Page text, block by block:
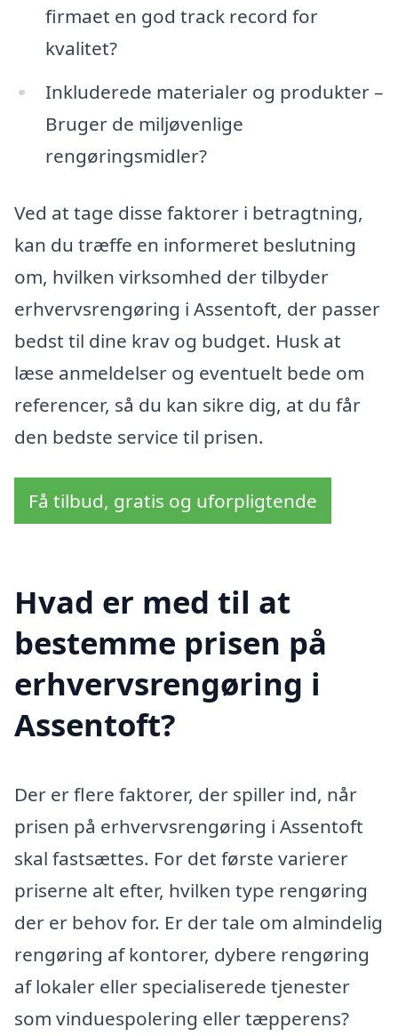
firmaet en god track record for
kvalitet?
Inkluderede materialer og produkter –
Bruger de miljøvenlige
rengøringsmidler?
Ved at tage disse faktorer i betragtning,
kan du træffe en informeret beslutning
om, hvilken virksomhed der tilbyder
erhvervsrengøring i Assentoft, der passer
bedst til dine krav og budget. Husk at
læse anmeldelser og eventuelt bede om
referencer, så du kan sikre dig, at du får
den bedste service til prisen.
Få tilbud, gratis og uforpligtende
Hvad er med til at
bestemme prisen på
erhvervsrengøring i
Assentoft?
Der er flere faktorer, der spiller ind, når
prisen på erhvervsrengøring i Assentoft
skal fastsættes. For det første varierer
priserne alt efter, hvilken type rengøring
der er behov for. Er der tale om almindelig
rengøring af kontorer, dybere rengøring
af lokaler eller specialiserede tjenester
som vinduespolering eller tæpperens?